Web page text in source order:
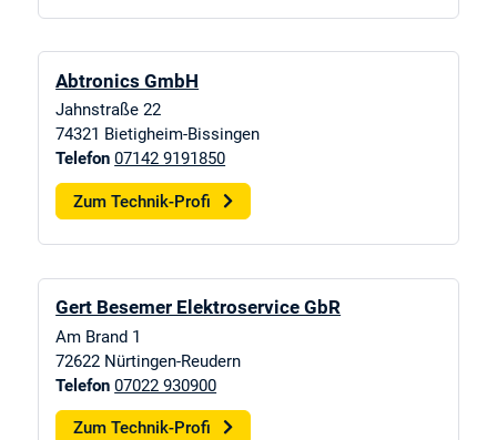
Abtronics GmbH
Jahnstraße 22
74321 Bietigheim-Bissingen
Telefon 07142 9191850
Zum Technik-Profi
Gert Besemer Elektroservice GbR
Am Brand 1
72622 Nürtingen-Reudern
Telefon 07022 930900
Zum Technik-Profi